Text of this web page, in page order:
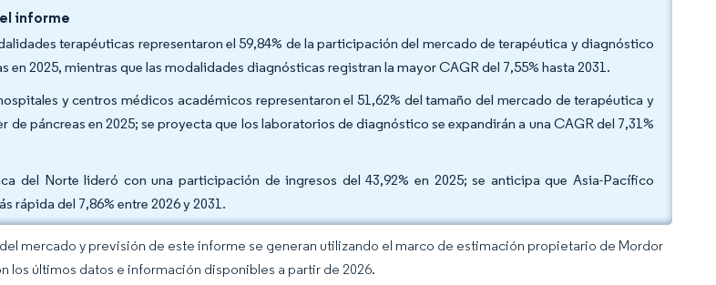
informe
terapéuticas representaron el 59,84% de la participación del mercado de terapéutica y diagnóstico
en 2025, mientras que las modalidades diagnósticas registran la mayor CAGR del 7,55% hasta 2031.
y centros médicos académicos representaron el 51,62% del tamaño del mercado de terapéutica y
de páncreas en 2025; se proyecta que los laboratorios de diagnóstico se expandirán a una CAGR del 7,31%
del Norte lideró con una participación de ingresos del 43,92% en 2025; se anticipa que Asia-Pacífico
rápida del 7,86% entre 2026 y 2031.
mercado y previsión de este informe se generan utilizando el marco de estimación propietario de Mordor
los últimos datos e información disponibles a partir de 2026.